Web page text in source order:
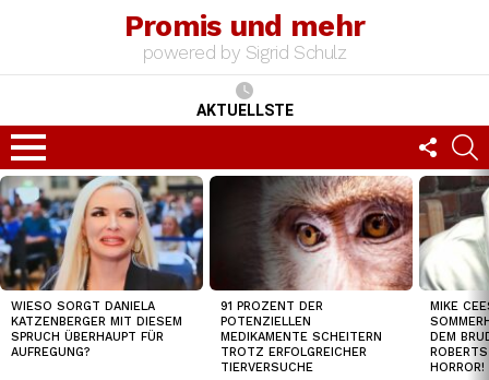
Promis und mehr
powered by Sigrid Schulz
AKTUELLSTE
Menu
US
TOP
NEWS
WIESO SORGT DANIELA
KATZENBERGER MIT DIESEM
SPRUCH ÜBERHAUPT FÜR
AUFREGUNG?
91 PROZENT DER
POTENZIELLEN
MEDIKAMENTE SCHEITERN
TROTZ ERFOLGREICHER
TIERVERSUCHE
MIKE
DEM
HORROR!